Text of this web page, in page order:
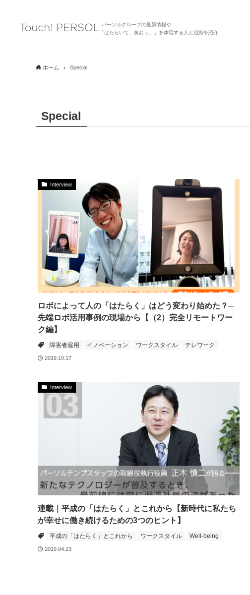
パーソルグループの最新情報や
「はたらいて、笑おう。」を体現する人と組織を紹介
ホーム Special
Special
Interview
ロボによって人の「はたらく」はどう変わり始めた？─
先端ロボ活用事例の現場から【（2）完全リモートワー
ク編】
障害者雇用 イノベーション ワークスタイル テレワーク
2019.10.17
Interview
連載｜平成の「はたらく」とこれから【新時代に私たち
が幸せに働き続けるための3つのヒント】
平成の「はたらく」とこれから ワークスタイル Well-being
2019.04.23